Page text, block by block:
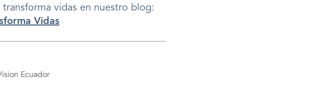
vidas en nuestro blog:
Vidas
Ecuador